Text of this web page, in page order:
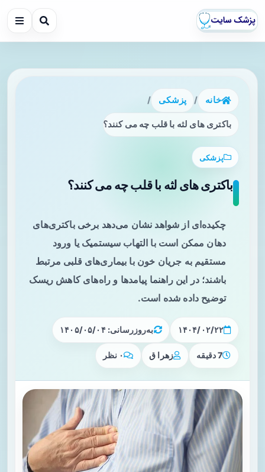
خانه / پزشکی /
باکتری های لثه با قلب چه می کنند؟
پزشکی
باکتری های لثه با قلب چه می کنند؟
چکیده‌ای از شواهد نشان می‌دهد برخی باکتری‌های
دهان ممکن است با التهاب سیستمیک یا ورود
مستقیم به جریان خون با بیماری‌های قلبی مرتبط
باشند؛ در این راهنما پیامدها و راه‌های کاهش ریسک
توضیح داده شده است.
۱۴۰۴/۰۲/۲۲ به‌روزرسانی: ۱۴۰۵/۰۵/۰۴
7 دقیقه زهرا ق ۰ نظر